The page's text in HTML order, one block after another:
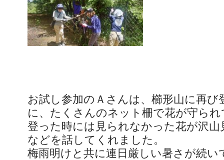
お試し参加のＡさんは、櫛形山に再び
に、たくさんのネット柵で花が守ら
登った時には見られなかった花が沢
などを話してくれました。
梅雨明けと共に連日厳しい暑さが続い